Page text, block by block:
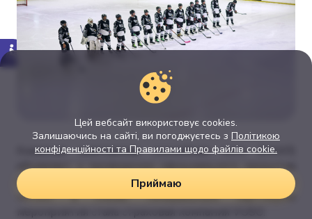
Киевская аматорская хоккейная лига (КАХЛ)
объявляет о проведении официального закрытия
сезона 24/25, которое состоится 5 июля на арене
«Атек» в Киеве. Генеральным партнером
Цей вебсайт використовує cookies.
Залишаючись на сайті, ви погоджуєтесь з Політикою
конфіденційності та Правилами щодо файлів cookie.
Приймаю